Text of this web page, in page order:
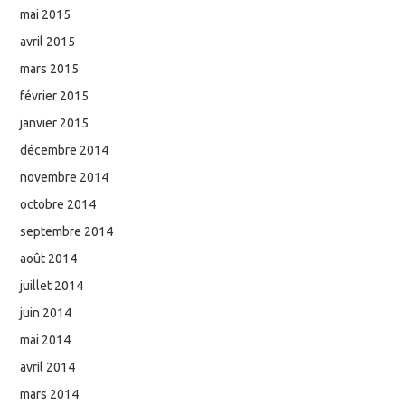
mai 2015
avril 2015
mars 2015
février 2015
janvier 2015
décembre 2014
novembre 2014
octobre 2014
septembre 2014
août 2014
juillet 2014
juin 2014
mai 2014
avril 2014
mars 2014